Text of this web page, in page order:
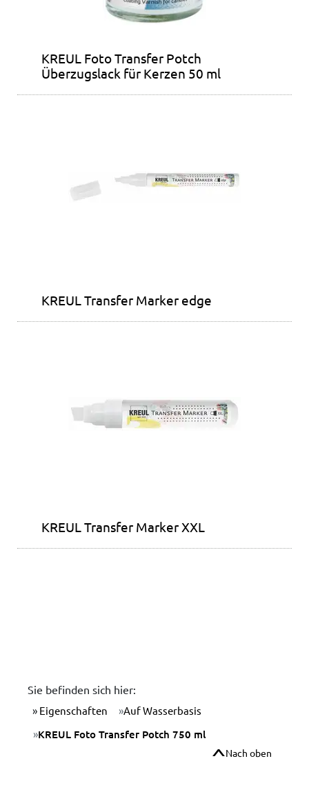
KREUL Foto Transfer Potch
Überzugslack für Kerzen 50 ml
KREUL Transfer Marker edge
KREUL Transfer Marker XXL
Sie befinden sich hier:
Eigenschaften Auf Wasserbasis
KREUL Foto Transfer Potch 750 ml
Nach oben